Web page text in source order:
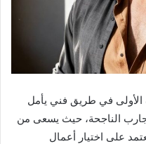
الأولى في طريق فني يأمل
الناجحة، حيث يسعى من
على اختيار أعمال